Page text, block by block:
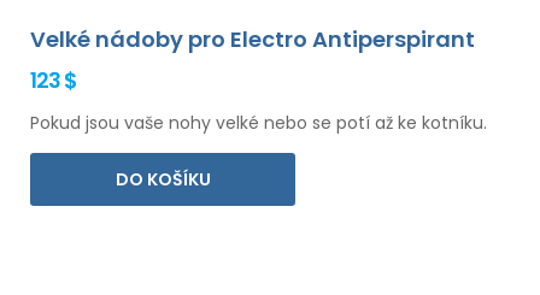
Velké nádoby pro Electro Antiperspirant
123 $
Pokud jsou vaše nohy velké nebo se potí až ke kotníku.
DO KOŠÍKU